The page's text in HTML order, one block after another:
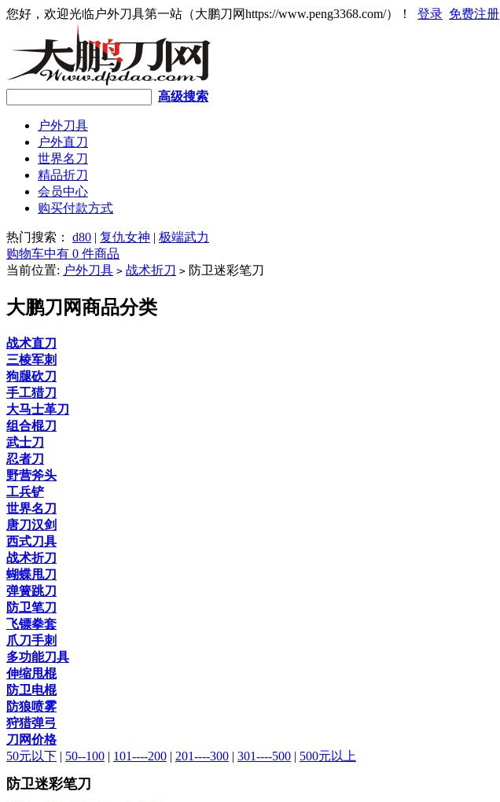
您好，欢迎光临户外刀具第一站（大鹏刀网https://www.peng3368.com/）！ 登录 免费注册
高级搜索
户外刀具
户外直刀
世界名刀
精品折刀
会员中心
购买付款方式
热门搜索： d80 | 复仇女神 | 极端武力
购物车中有 0 件商品
当前位置: 户外刀具 > 战术折刀 > 防卫迷彩笔刀
大鹏刀网商品分类
战术直刀
三棱军刺
狗腿砍刀
手工猎刀
大马士革刀
组合棍刀
武士刀
忍者刀
野营斧头
工兵铲
世界名刀
唐刀汉剑
西式刀具
战术折刀
蝴蝶甩刀
弹簧跳刀
防卫笔刀
飞镖拳套
爪刀手刺
多功能刀具
伸缩甩棍
防卫电棍
防狼喷雾
狩猎弹弓
刀网价格
50元以下 | 50--100 | 101----200 | 201----300 | 301----500 | 500元以上
防卫迷彩笔刀